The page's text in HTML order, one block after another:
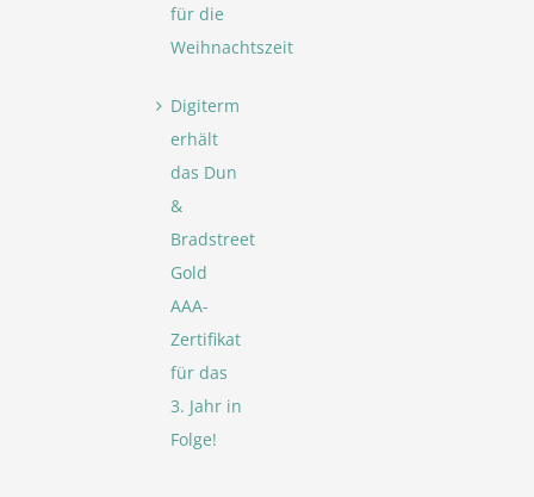
für die
Weihnachtszeit
Digiterm
erhält
das Dun
&
Bradstreet
Gold
AAA-
Zertifikat
für das
3. Jahr in
Folge!